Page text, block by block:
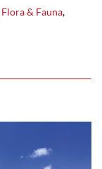
Flora & Fauna,